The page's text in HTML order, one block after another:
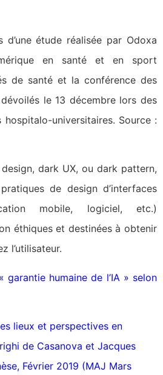
d’une étude réalisée par Odoxa
en santé et en sport
de santé et la conférence des
le 13 décembre lors des
hospitalo-universitaires. Source :
dark UX, ou dark pattern,
de design d’interfaces
mobile, logiciel, etc.)
éthiques et destinées à obtenir
l’utilisateur.
garantie humaine de l’IA » selon
lieux et perspectives en
de Casanova et Jacques
Février 2019 (MAJ Mars